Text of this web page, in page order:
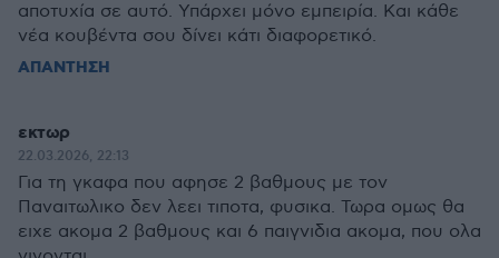
αποτυχία σε αυτό. Υπάρχει μόνο εμπειρία. Και κάθε
νέα κουβέντα σου δίνει κάτι διαφορετικό.
ΑΠΑΝΤΗΣΗ
εκτωρ
22.03.2026, 22:13
Για τη γκαφα που αφησε 2 βαθμους με τον
Παναιτωλικο δεν λεει τιποτα, φυσικα. Τωρα ομως θα
ειχε ακομα 2 βαθμους και 6 παιγνιδια ακομα, που ολα